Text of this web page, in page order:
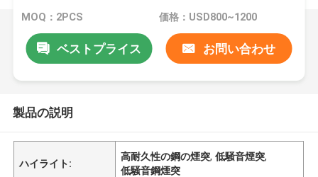
MOQ：2PCS 価格：USD800~1200
ベストプライス お問い合わせ
製品の説明
ハイライト:
高耐久性の鋼の煙突,低騒音煙突,
低騒音鋼煙突